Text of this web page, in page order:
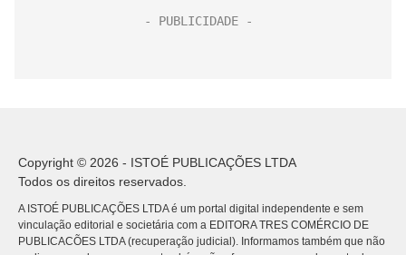
Copyright © 2026 - ISTOÉ PUBLICAÇÕES LTDA
Todos os direitos reservados.
A ISTOÉ PUBLICAÇÕES LTDA é um portal digital independente e sem
vinculação editorial e societária com a EDITORA TRES COMÉRCIO DE
PUBLICACÕES LTDA (recuperação judicial). Informamos também que não